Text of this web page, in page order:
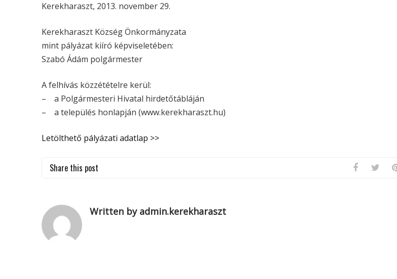
Kerekharaszt, 2013. november 29.
Kerekharaszt Község Önkormányzata
mint pályázat kiíró képviseletében:
Szabó Ádám polgármester
A felhívás közzétételre kerül:
– a Polgármesteri Hivatal hirdetőtábláján
– a település honlapján (www.kerekharaszt.hu)
Letölthető pályázati adatlap >>
Share this post
Written by admin.kerekharaszt